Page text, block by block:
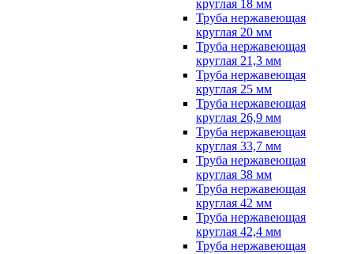
круглая 18 мм
Труба нержавеющая
круглая 20 мм
Труба нержавеющая
круглая 21,3 мм
Труба нержавеющая
круглая 25 мм
Труба нержавеющая
круглая 26,9 мм
Труба нержавеющая
круглая 33,7 мм
Труба нержавеющая
круглая 38 мм
Труба нержавеющая
круглая 42 мм
Труба нержавеющая
круглая 42,4 мм
Труба нержавеющая